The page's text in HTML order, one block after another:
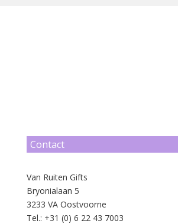
Contact
Van Ruiten Gifts
Bryonialaan 5
3233 VA Oostvoorne
Tel.: +31 (0) 6 22 43 7003